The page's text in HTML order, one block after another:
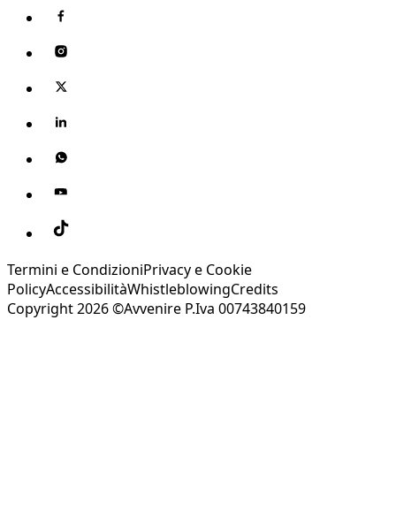
Termini e CondizioniPrivacy e Cookie
PolicyAccessibilitàWhistleblowingCredits
Copyright 2026 ©Avvenire P.Iva 00743840159